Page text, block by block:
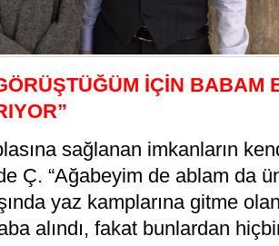
İÇİN BABAM
sağlanan imkanların
Ç. “Ağabeyim de ablam da
yaz kamplarına gitme
alındı, fakat bunlardan